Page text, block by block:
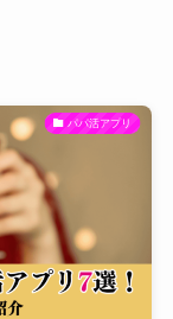
パパ活アプリ